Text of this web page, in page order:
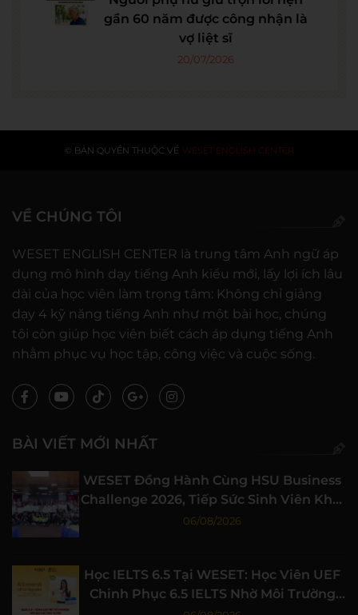
gần 60 năm được công nhận là
vợ liệt sĩ
20/07/2026
© BẢN QUYỀN THUỘC VỀ WESET ENGLISH CENTER
VỀ CHÚNG TÔI
WESET ENGLISH CENTER là trung tâm Anh ngữ áp
dụng mô hình dạy tiếng Anh kiểu mới, lấy lợi ích lâu
dài của học viên làm trọng tâm: Không chỉ giảng
dạy 4 kỹ năng tiếng Anh như một bài học, chúng
tôi còn giúp học viên biết cách áp dụng tiếng Anh
nhằm phục vụ học tập, công việc và cuộc sống.
BÀI VIẾT MỚI NHẤT
WESET Đồng Hành Cùng HSU Business
Challenge 2026, Tiếp Sức Sinh Viên Khởi
Nghiệp
06/08/2026
Học IELTS 6.5 Tại WESET: Học Viên UEF
Chinh Phục 6.5 IELTS Nhờ Môi Trường